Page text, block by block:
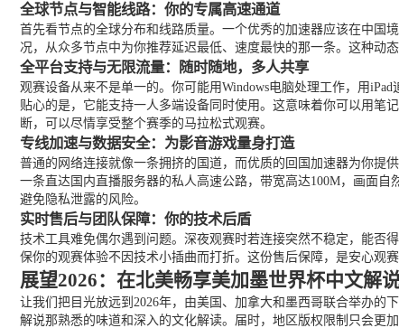
全球节点与智能线路：你的专属高速通道
首先看节点的全球分布和线路质量。一个优秀的加速器应该在中国
况，从众多节点中为你推荐延迟最低、速度最快的那一条。这种动
全平台支持与无限流量：随时随地，多人共享
观赛设备从来不是单一的。你可能用Windows电脑处理工作，用
贴心的是，它能支持一人多端设备同时使用。这意味着你可以用笔
断，可以尽情享受整个赛季的马拉松式观赛。
专线加速与数据安全：为影音游戏量身打造
普通的网络连接就像一条拥挤的国道，而优质的回国加速器为你提
一条直达国内直播服务器的私人高速公路，带宽高达100M，画面
避免隐私泄露的风险。
实时售后与团队保障：你的技术后盾
技术工具难免偶尔遇到问题。深夜观赛时若连接突然不稳定，能否
保你的观赛体验不因技术小插曲而打折。这份售后保障，是安心观赛
展望2026：在北美畅享美加墨世界杯中文解
让我们把目光放远到2026年，由美国、加拿大和墨西哥联合举办
解说那熟悉的味道和深入的文化解读。届时，地区版权限制只会更